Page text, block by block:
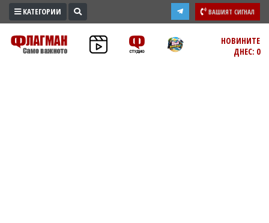
ПРОМО
ЗОНА
КАТЕГОРИИ ВАШИЯТ СИГНАЛ
НОВИНИТЕ
ДНЕС: 0